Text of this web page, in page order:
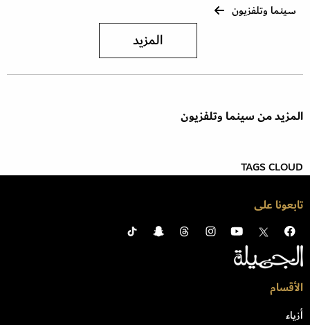
سينما وتلفزيون
المزيد
المزيد من سينما وتلفزيون
TAGS CLOUD
تابعونا على
الأقسام
أزياء